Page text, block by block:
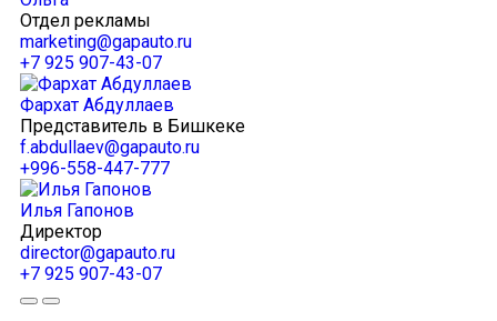
Отдел рекламы
marketing@gapauto.ru
+7 925 907-43-07
Фархат Абдуллаев
Представитель в Бишкеке
f.abdullaev@gapauto.ru
+996-558-447-777
Илья Гапонов
Директор
director@gapauto.ru
+7 925 907-43-07